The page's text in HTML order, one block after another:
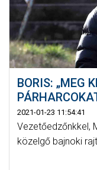
BORIS: „MEG
2021-01-23 11:54:41
Vezetőedzőnkkel,
közelgő bajnoki